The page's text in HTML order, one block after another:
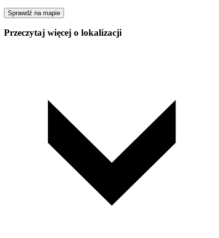
Sprawdź na mapie
Przeczytaj więcej o lokalizacji